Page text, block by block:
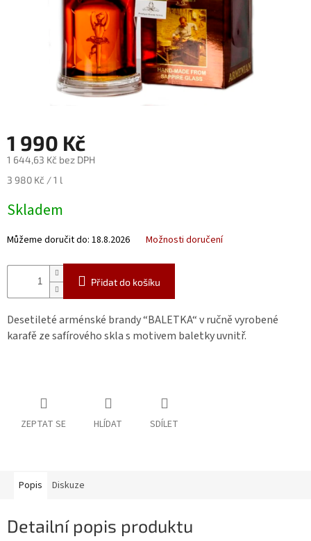
limitované
láhve
(CZK)
Přihlášení
1 990 Kč
1 644,63 Kč bez DPH
Měrná
3 980 Kč / 1 l
Skladem
Můžeme doručit do: 18.8.2026 Možnosti doručení
Přidat do košíku
Desetileté arménské brandy “BALETKA“ v ručně vyrobené
karafě ze safírového skla s motivem baletky uvnitř.
ZEPTAT SE HLÍDAT SDÍLET
Popis Diskuze
Detailní popis produktu